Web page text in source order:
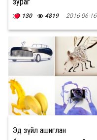
130 4819 2016-06-16
Эд зүйл ашиглан